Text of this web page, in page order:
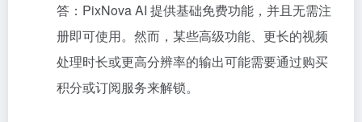
答：PixNova AI 提供基础免费功能，并且无需注
册即可使用。然而，某些高级功能、更长的视频
处理时长或更高分辨率的输出可能需要通过购买
积分或订阅服务来解锁。